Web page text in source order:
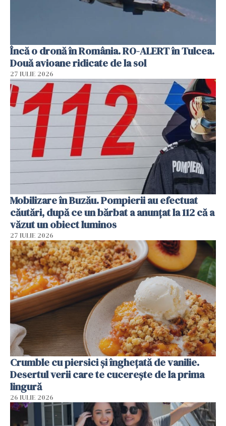
Încă o dronă în România. RO-ALERT în Tulcea.
Două avioane ridicate de la sol
27 IULIE 2026
Mobilizare în Buzău. Pompierii au efectuat
căutări, după ce un bărbat a anunțat la 112 că a
văzut un obiect luminos
27 IULIE 2026
Crumble cu piersici și înghețată de vanilie.
Desertul verii care te cucerește de la prima
lingură
26 IULIE 2026